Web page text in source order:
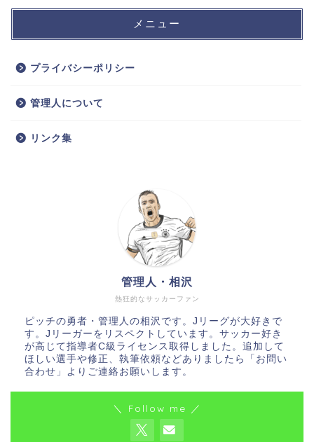
メニュー
プライバシーポリシー
管理人について
リンク集
熱狂的なサッカーファン
管理人・相沢
ピッチの勇者・管理人の相沢です。Jリーグが大好きで
す。Jリーガーをリスペクトしています。サッカー好き
が高じて指導者C級ライセンス取得しました。追加して
ほしい選手や修正、執筆依頼などありましたら「お問い
合わせ」よりご連絡お願いします。
＼ Follow me ／